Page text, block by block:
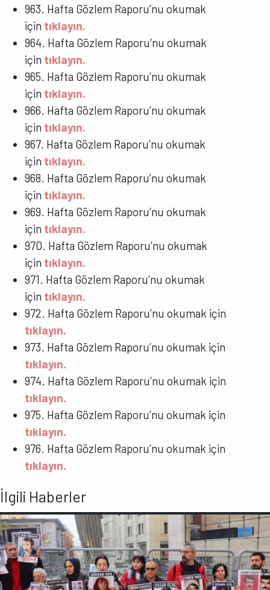
963. Hafta Gözlem Raporu’nu okumak
için tıklayın.
964. Hafta Gözlem Raporu’nu okumak
için tıklayın.
965. Hafta Gözlem Raporu’nu okumak
için tıklayın.
966. Hafta Gözlem Raporu’nu okumak
için tıklayın.
967. Hafta Gözlem Raporu’nu okumak
için tıklayın.
968. Hafta Gözlem Raporu’nu okumak
için tıklayın.
969. Hafta Gözlem Raporu’nu okumak
için tıklayın.
970. Hafta Gözlem Raporu’nu okumak
için tıklayın.
971. Hafta Gözlem Raporu’nu okumak
için tıklayın.
972. Hafta Gözlem Raporu’nu okumak için
tıklayın.
973. Hafta Gözlem Raporu’nu okumak için
tıklayın.
974. Hafta Gözlem Raporu’nu okumak için
tıklayın.
975. Hafta Gözlem Raporu’nu okumak için
tıklayın.
976. Hafta Gözlem Raporu’nu okumak için
tıklayın.
İlgili Haberler